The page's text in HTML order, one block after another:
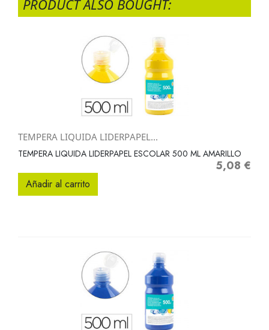
PRODUCT ALSO BOUGHT:
TEMPERA LIQUIDA LIDERPAPEL...
TEMPERA LIQUIDA LIDERPAPEL ESCOLAR 500 ML AMARILLO
Precio
5,08 €
Añadir al carrito